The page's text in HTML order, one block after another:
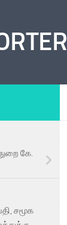
கே.
சமூக